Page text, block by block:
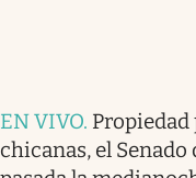
EN VIVO. Propiedad
chicanas, el